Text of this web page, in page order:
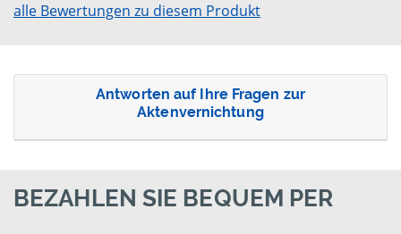
alle Bewertungen zu diesem Produkt
Antworten auf Ihre Fragen zur
Aktenvernichtung
BEZAHLEN SIE BEQUEM PER